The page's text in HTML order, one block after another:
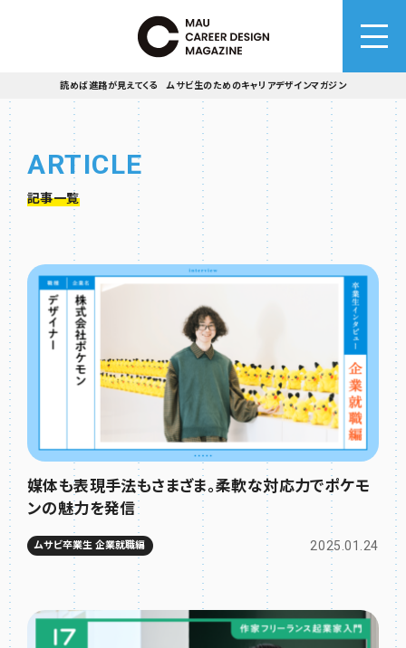
読めば進路が見えてくる ムサビ生のためのキャリアデザインマガジン
ARTICLE
記事一覧
媒体も表現手法もさまざま。柔軟な対応力でポケモ
ンの魅力を発信
ムサビ卒業生 企業就職編 2025.01.24